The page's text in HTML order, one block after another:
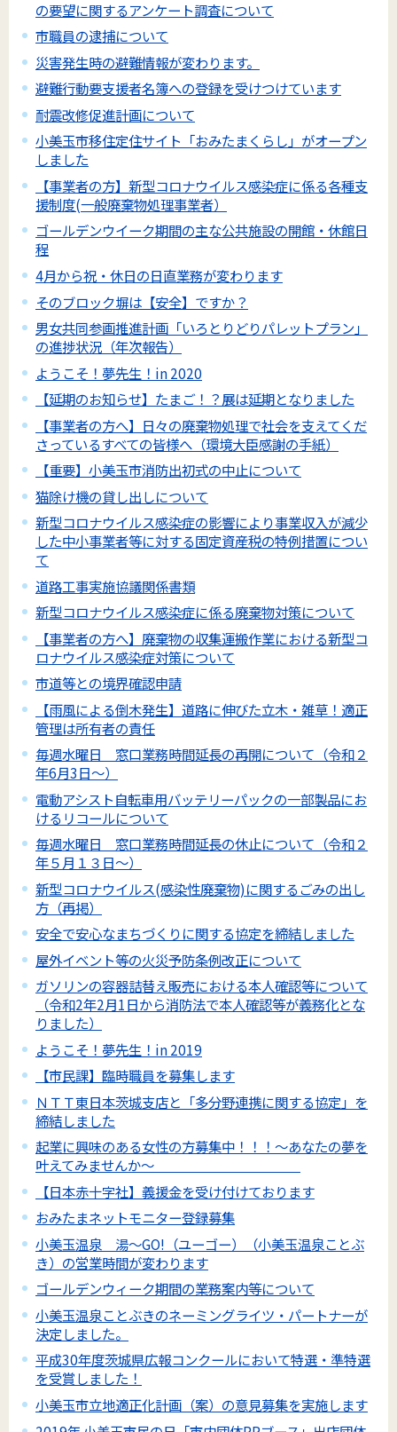
の要望に関するアンケート調査について
市職員の逮捕について
災害発生時の避難情報が変わります。
避難行動要支援者名簿への登録を受けつけています
耐震改修促進計画について
小美玉市移住定住サイト「おみたまくらし」がオープン
しました
【事業者の方】新型コロナウイルス感染症に係る各種支
援制度(一般廃棄物処理事業者）
ゴールデンウイーク期間の主な公共施設の開館・休館日
程
4月から祝・休日の日直業務が変わります
そのブロック塀は【安全】ですか？
男女共同参画推進計画「いろとりどりパレットプラン」
の進捗状況（年次報告）
ようこそ！夢先生！in 2020
【延期のお知らせ】たまご！？展は延期となりました
【事業者の方へ】日々の廃棄物処理で社会を支えてくだ
さっているすべての皆様へ（環境大臣感謝の手紙）
【重要】小美玉市消防出初式の中止について
猫除け機の貸し出しについて
新型コロナウイルス感染症の影響により事業収入が減少
した中小事業者等に対する固定資産税の特例措置につい
て
道路工事実施協議関係書類
新型コロナウイルス感染症に係る廃棄物対策について
【事業者の方へ】廃棄物の収集運搬作業における新型コ
ロナウイルス感染症対策について
市道等との境界確認申請
【雨風による倒木発生】道路に伸びた立木・雑草！適正
管理は所有者の責任
毎週水曜日 窓口業務時間延長の再開について（令和２
年6月3日～）
電動アシスト自転車用バッテリーパックの一部製品にお
けるリコールについて
毎週水曜日 窓口業務時間延長の休止について（令和２
年５月１３日～）
新型コロナウイルス(感染性廃棄物)に関するごみの出し
方（再掲）
安全で安心なまちづくりに関する協定を締結しました
屋外イベント等の火災予防条例改正について
ガソリンの容器詰替え販売における本人確認等について
（令和2年2月1日から消防法で本人確認等が義務化とな
りました）
ようこそ！夢先生！in 2019
【市民課】臨時職員を募集します
ＮＴＴ東日本茨城支店と「多分野連携に関する協定」を
締結しました
起業に興味のある女性の方募集中！！！～あなたの夢を
叶えてみませんか～
【日本赤十字社】義援金を受け付けております
おみたまネットモニター登録募集
小美玉温泉 湯～GO!（ユーゴー）（小美玉温泉ことぶ
き）の営業時間が変わります
ゴールデンウィーク期間の業務案内等について
小美玉温泉ことぶきのネーミングライツ・パートナーが
決定しました。
平成30年度茨城県広報コンクールにおいて特選・準特選
を受賞しました！
小美玉市立地適正化計画（案）の意見募集を実施します